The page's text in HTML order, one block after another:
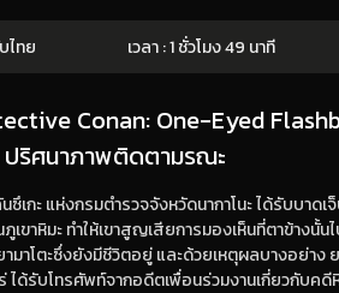
ไทย เวลา : 1 ชั่วโมง 49 นาที
Conan: One-Eyed
ปริศนาภาพติดตามรณะ
ซึเกะ แห่งกรมตำรวจจังหวัดนากาโนะ ได้รับบา
ภูเขาหิมะ ทำให้เขาสูญเสียการมองเห็นที่ตาข้าง
มาโตะซึ่งยังมีชีวิตอยู่ และด้วยเหตุผลบางอย่าง
ร่ ได้รับโทรศัพท์จากอดีตเพื่อนร่วมงานเกี่ยวกับคดี